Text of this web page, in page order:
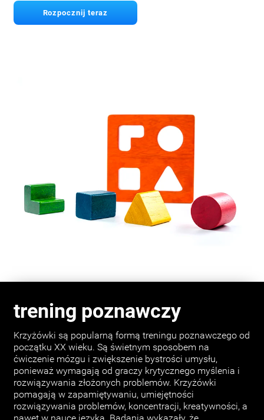
Rozpocznij teraz
trening poznawczy
Krzyżówki są popularną formą treningu poznawczego od
początku XX wieku. Są świetnym sposobem na
ćwiczenie mózgu i zwiększenie bystrości umysłu,
ponieważ wymagają od graczy krytycznego myślenia i
rozwiązywania złożonych problemów. Krzyżówki
pomagają w zapamiętywaniu, umiejętności
rozwiązywania problemów, koncentracji, kreatywności, a